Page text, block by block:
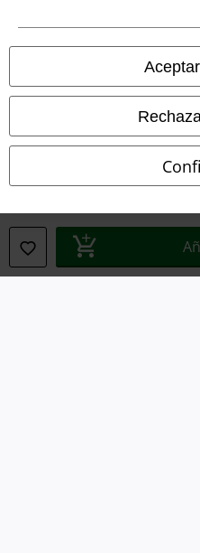
Términos y Condiciones
Ley protección de datos
Declaración de Conformidad
Información sobre accesibilidad